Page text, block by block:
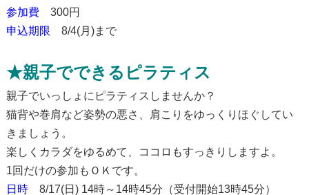
参加費300円
申込期限 8/4(月)まで
★親子でできるピラティス
親子でいっしょにピラティスしませんか？
猫背や巻肩など姿勢の悪さ、肩こりをゆっくりほぐしてい
きましょう。
楽しくカラダをゆるめて、ココロもすっきりしますよ。
1回だけの参加もＯＫです。
日時8/17(日) 14時～14時45分（受付開始13時45分）